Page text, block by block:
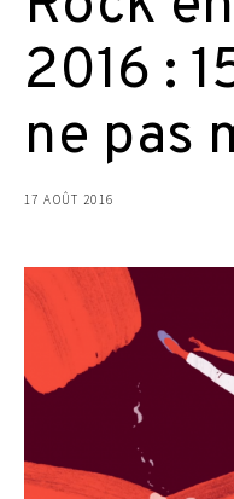
2016 :
ne pas
17 AOÛT 2016